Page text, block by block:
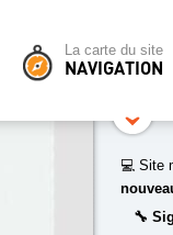
La carte du site
NAVIGATION
💻 Site
🔧